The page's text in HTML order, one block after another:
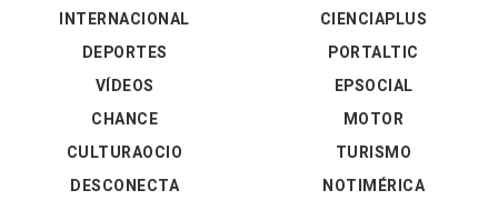
INTERNACIONAL
DEPORTES
VÍDEOS
CIENCIAPLUS
PORTALTIC
EPSOCIAL
CHANCE
CULTURAOCIO
DESCONECTA
MOTOR
TURISMO
NOTIMÉRICA